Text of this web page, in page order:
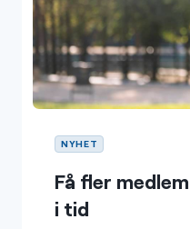
NYHET
Få fler
i tid